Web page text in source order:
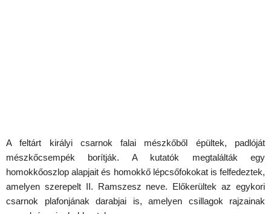
A feltárt királyi csarnok falai mészkőből épültek, padlóját
mészkőcsempék borítják. A kutatók megtalálták egy
homokkőoszlop alapjait és homokkő lépcsőfokokat is felfedeztek,
amelyen szerepelt II. Ramszesz neve. Előkerültek az egykori
csarnok plafonjának darabjai is, amelyen csillagok rajzainak